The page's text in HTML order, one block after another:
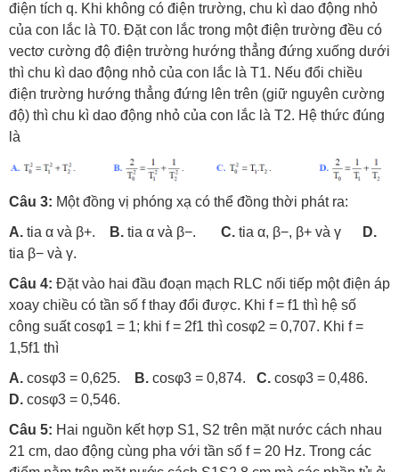
điện tích q. Khi không có điện trường, chu kì dao động nhỏ
của con lắc là T0. Đặt con lắc trong một điện trường đều có
vectơ cường độ điện trường hướng thẳng đứng xuống dưới
thì chu kì dao động nhỏ của con lắc là T1. Nếu đổi chiều
điện trường hướng thẳng đứng lên trên (giữ nguyên cường
độ) thì chu kì dao động nhỏ của con lắc là T2. Hệ thức đúng
là
Câu 3: Một đồng vị phóng xạ có thể đồng thời phát ra:
A. tia α và β+. B. tia α và β−. C. tia α, β−, β+ và γ
D.
tia β− và γ.
Câu 4: Đặt vào hai đầu đoạn mạch RLC nối tiếp một điện áp
xoay chiều có tần số f thay đổi được. Khi f = f1 thì hệ số
công suất cosφ1 = 1; khi f = 2f1 thì cosφ2 = 0,707. Khi f =
1,5f1 thì
A. cosφ3 = 0,625. B. cosφ3 = 0,874. C. cosφ3 = 0,486.
D. cosφ3 = 0,546.
Câu 5: Hai nguồn kết hợp S1, S2 trên mặt nước cách nhau
21 cm, dao động cùng pha với tần số f = 20 Hz. Trong các